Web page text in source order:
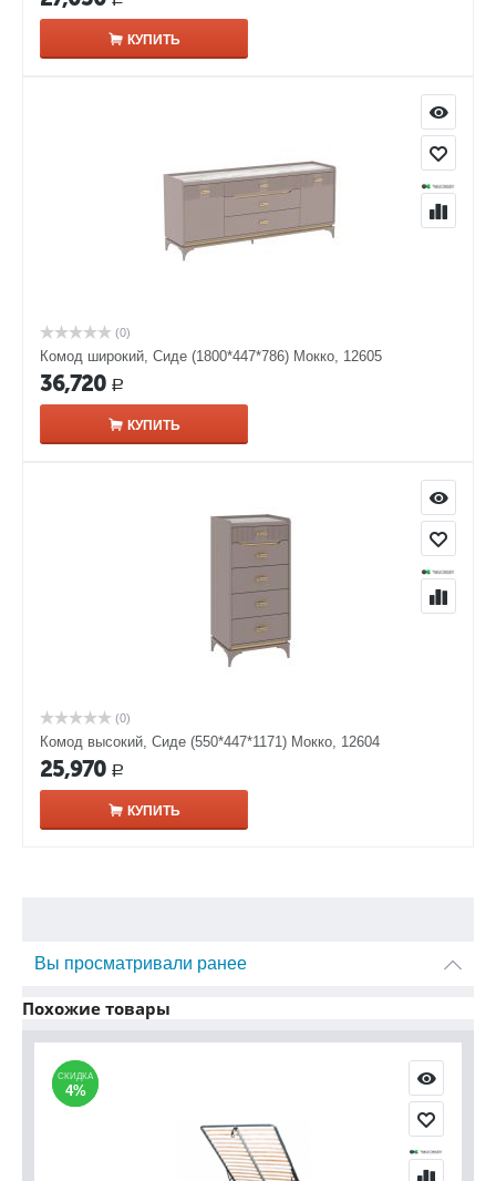
КУПИТЬ
(0)
Комод широкий, Сиде (1800*447*786) Мокко, 12605
36,720 Р
КУПИТЬ
(0)
Комод высокий, Сиде (550*447*1171) Мокко, 12604
25,970 Р
КУПИТЬ
Вы просматривали ранее
Похожие товары
СКИДКА
4%
СКИДКА
4%